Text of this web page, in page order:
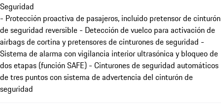
Seguridad
- Protección proactiva de pasajeros, incluido pretensor de cinturón
de seguridad reversible - Detección de vuelco para activación de
airbags de cortina y pretensores de cinturones de seguridad -
Sistema de alarma con vigilancia interior ultrasónica y bloqueo de
dos etapas (función SAFE) - Cinturones de seguridad automáticos
de tres puntos con sistema de advertencia del cinturón de
seguridad